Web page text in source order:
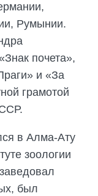
Румынии.
почета»,
и «За
грамотой
в Алма-Ату
зоологии
заведовал
был